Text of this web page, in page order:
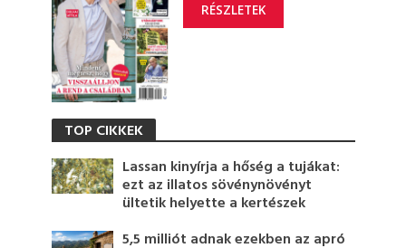
RÉSZLETEK
TOP CIKKEK
Lassan kinyírja a hőség a tujákat:
ezt az illatos sövénynövényt
ültetik helyette a kertészek
5,5 milliót adnak ezekben az apró